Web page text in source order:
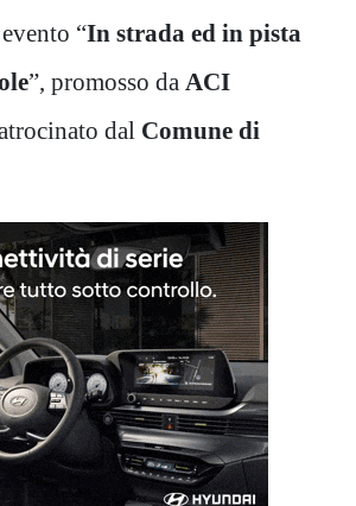
“In strada ed in pista
”, promosso da ACI
dal Comune di